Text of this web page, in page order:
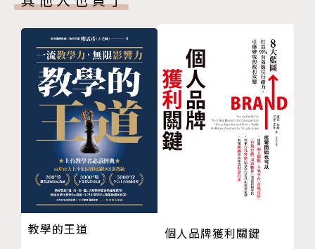
企業資歷相當完整，從研發、生產、企劃、行銷、業
位的專業經理人。
是偶像級感動式魅力型的行動派激勵講師，是專業的超
級訓練師，亦是專業中文書籍文案寫手，人稱「天下第
一寫手」，堪稱臺灣奇才。
現任：
‧葒陽生物科技集團 執行長
‧HYBT 精油工廠 執行長
‧HYBT 化妝品工廠 執行長
‧言武門教育訓練系統 創辦人
擔任各大中小企業約聘總顧問、執行顧問、教育顧問、
PART 2 邏輯
一畫開天
八卦邏輯
邏輯的真相
邏輯究竟是什麼
邏輯的重要
邏輯之轉
邏輯的交集
邏輯的病態
邏輯與福報
教學的王道 個人品牌獲利關鍵